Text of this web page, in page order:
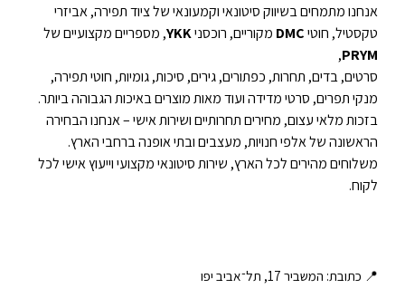
אנחנו מתמחים בשיווק סיטונאי וקמעונאי של ציוד תפירה, אביזרי
טקסטיל, חוטיDMC מקוריים, רוכסניYKK, מספריים מקצועיים של
PRYM
,
סרטים, בדים, תחרות, כפתורים, גירים, סיכות, גומיות, חוטי תפירה,
מנקי תפרים, סרטי מדידה ועוד מאות מוצרים באיכות הגבוהה ביותר.
בזכות מלאי עצום, מחירים תחרותיים ושירות אישי – אנחנו הבחירה
הראשונה של אלפי חנויות, מעצבים ובתי אופנה ברחבי הארץ.
משלוחים מהירים לכל הארץ, שירות סיטונאי מקצועי וייעוץ אישי לכל
לקוח.
📍 כתובת: המשביר 17, תל־אביב יפו